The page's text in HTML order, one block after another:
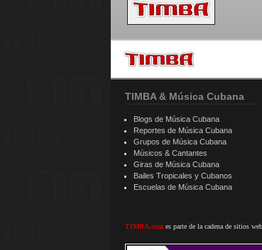
TIMBA & Música Cubana
Blogs de Música Cubana
Reportes de Música Cubana
Grupos de Música Cubana
Músicos & Cantantes
Giras de Música Cubana
Bailes Tropicales y Cubanos
Escuelas de Música Cubana
TIMBA.comes parte de la cadena de sitios web